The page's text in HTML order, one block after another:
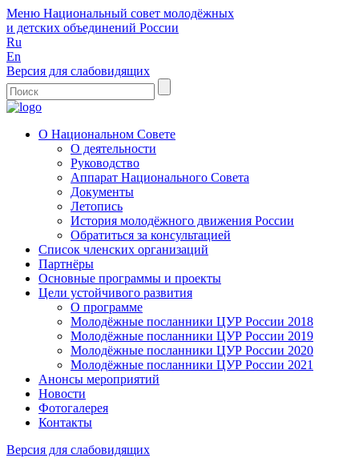
Меню Национальный совет молодёжных
и детских объединений России
Ru
En
Версия для слабовидящих
О Национальном Совете
О деятельности
Руководство
Аппарат Национального Совета
Документы
Летопись
История молодёжного движения России
Обратиться за консультацией
Список членских организаций
Партнёры
Основные программы и проекты
Цели устойчивого развития
О программе
Молодёжные посланники ЦУР России 2018
Молодёжные посланники ЦУР России 2019
Молодёжные посланники ЦУР России 2020
Молодёжные посланники ЦУР России 2021
Анонсы мероприятий
Новости
Фотогалерея
Контакты
Версия для слабовидящих